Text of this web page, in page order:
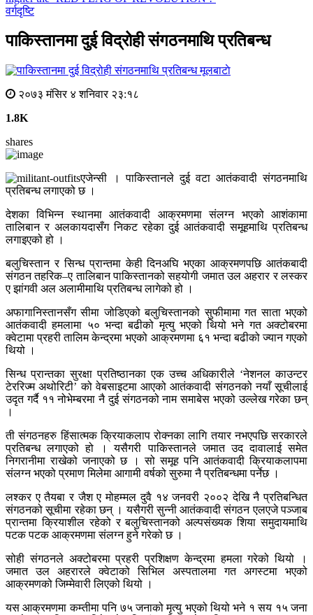
वर्गदृष्टि
पाकिस्तानमा दुई विद्रोही संगठनमाथि प्रतिबन्ध
मूलबाटाे
२०७३ मंसिर ४ शनिवार २३:१८
1.8K
shares
एजेन्सी । पाकिस्तानले दुई वटा आतंकवादी संगठनमाथि
प्रतिबन्ध लगाएको छ ।
देशका विभिन्न स्थानमा आतंकवादी आक्रमणमा संलग्न भएको आशंकामा
तालिबान र अलकायदासँग निकट रहेका दुई आतंकवादी समूहमाथि प्रतिबन्ध
लगाइएको हो ।
बलुचिस्तान र सिन्ध प्रान्तमा केही दिनअघि भएका आक्रमणपछि आतंकबादी
संगठन तहरिक–ए तालिबान पाकिस्तानको सहयोगी जमात उल अहरार र लस्कर
ए झांगवी अल अलामीमाथि प्रतिबन्ध लागेको हो ।
अफागानिस्तानसँग सीमा जोडिएको बलुचिस्तानको सुफीमामा गत साता भएको
आतंकवादी हमलामा ५० भन्दा बढीको मृत्यु भएको थियो भने गत अक्टोबरमा
क्वेटामा प्रहरी तालिम केन्द्रमा भएको आक्रमणमा ६१ भन्दा बढीको ज्यान गएको
थियो ।
सिन्ध प्रान्तका सुरक्षा प्रतिष्ठानका एक उच्च अधिकारीले ‘नेशनल काउन्टर
टेररिज्म अथोरिटी’ को वेबसाइटमा आएको आतंकवादी संगठनको नयाँ सूचीलाई
उदृत गर्दै ११ नोभेम्बरमा नै दुई संगठनको नाम समाबेस भएको उल्लेख गरेका छन्
।
ती संगठनहरु हिंसात्मक क्रियाकलाप रोक्नका लागि तयार नभएपछि सरकारले
प्रतिबन्ध लगाएको हो । यसैगरी पाकिस्तानले जमात उद दावालाई समेत
निगरानीमा राखेको जनाएको छ । सो समूह पनि आतंकवादी क्रियाकलापमा
संलग्न भएको प्रमाण मिलेमा आगामी वर्षको सुरुमा नै प्रतिबन्धमा पर्नेछ ।
लश्कर ए तैयबा र जैश ए मोहम्मल दुवै १४ जनवरी २००२ देखि नै प्रतिबन्धित
संगठनको सूचीमा रहेका छन् । यसैगरी सुन्नी आतंकवादी संगठन एलएजे पञ्जाब
प्रान्तमा क्रियाशील रहेको र बलुचिस्तानको अल्पसंख्यक शिया समुदायमाथि
पटक पटक आक्रमणमा संलग्न हुने गरेको छ ।
सोही संगठनले अक्टोबरमा प्रहरी प्रशिक्षण केन्द्रमा हमला गरेको थियो ।
जमात उल अहरारले क्वेटाको सिभिल अस्पतालमा गत अगस्टमा भएको
आक्रमणको जिम्मेवारी लिएको थियो ।
यस आक्रमणमा कम्तीमा पनि ७५ जनाको मृत्यु भएको थियो भने १ सय १५ जना